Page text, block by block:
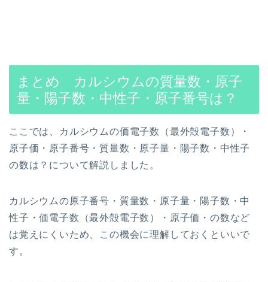
まとめ カルシウムの質量数・原子
量・陽子数・中性子・原子番号は？
ここでは、カルシウムの価電子数（最外殻電子数）・
原子価・原子番号・質量数・原子量・陽子数・中性子
の数は？について解説しました。
カルシウムの原子番号・質量数・原子量・陽子数・中
性子・価電子数（最外殻電子数）・原子価・の数など
は覚えにくいため、この機会に理解しておくといいで
す。